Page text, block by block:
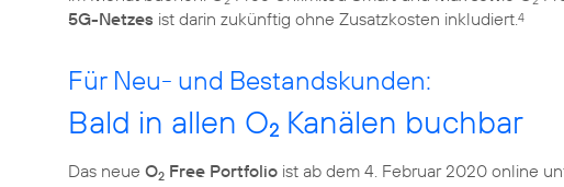
5G-Netzes ist darin zukünftig ohne Zusatzkosten inkludiert. 4
Für Neu- und Bestandskunden:
Bald in allen O2 Kanälen buchbar
Das neue O2 Free Portfolio ist ab dem 4. Februar 2020 online